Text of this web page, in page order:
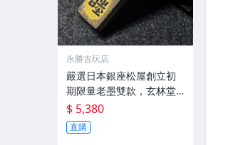
永勝古玩店
嚴選日本銀座松屋創立初
期限量老墨雙款，玄林堂
專為松屋打造，重量22.5
g，適合收藏及品味民國時
期古雅文化 文房用具 民國
$ 5,380
直購